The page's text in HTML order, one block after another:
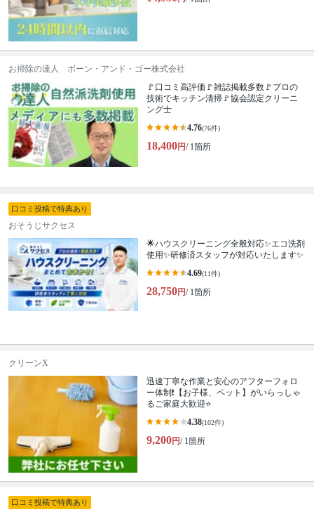
お掃除の達人 ボーン・アンド・ゴー株式会社
🚩口コミ高評価🚩雑誌掲載多数🚩プロの
技術でキッチン清掃🚩協会認定クリーニ
ング士
4.76(76件)
18,400円/ 1箇所
口コミ投稿で特典あり
おそうじサクセス
🌟ハウスクリーニング全般対応✨エコ洗剤
使用✨研修済スタッフが対応いたします✨
4.69(11件)
28,750円/ 1箇所
クリーンX
迅速丁寧な作業と安心のアフターフォロ
ー体制❗️【お子様、ペット】がいらっしゃ
るご家庭大歓迎⭐️
4.38(102件)
9,200円/ 1箇所
口コミ投稿で特典あり